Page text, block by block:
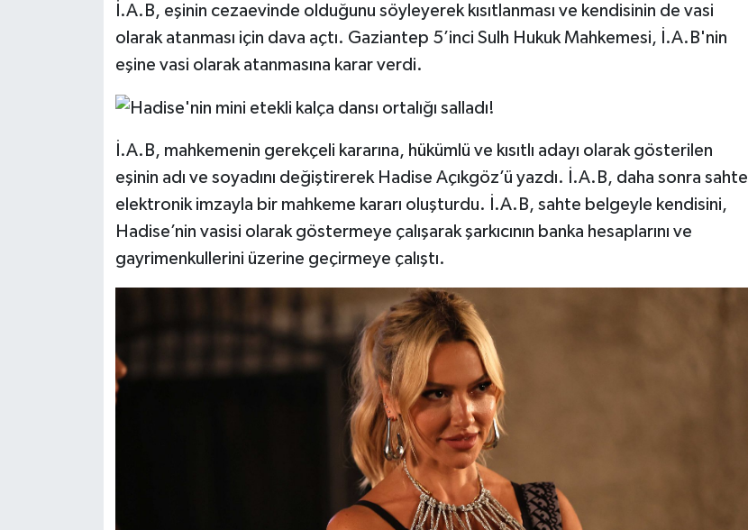
İ.A.B, eşinin cezaevinde olduğunu söyleyerek kısıtlanması ve kendisinin de vasi
olarak atanması için dava açtı. Gaziantep 5’inci Sulh Hukuk Mahkemesi, İ.A.B'nin
eşine vasi olarak atanmasına karar verdi.
İ.A.B, mahkemenin gerekçeli kararına, hükümlü ve kısıtlı adayı olarak gösterilen
eşinin adı ve soyadını değiştirerek Hadise Açıkgöz’ü yazdı. İ.A.B, daha sonra sahte
elektronik imzayla bir mahkeme kararı oluşturdu. İ.A.B, sahte belgeyle kendisini,
Hadise’nin vasisi olarak göstermeye çalışarak şarkıcının banka hesaplarını ve
gayrimenkullerini üzerine geçirmeye çalıştı.